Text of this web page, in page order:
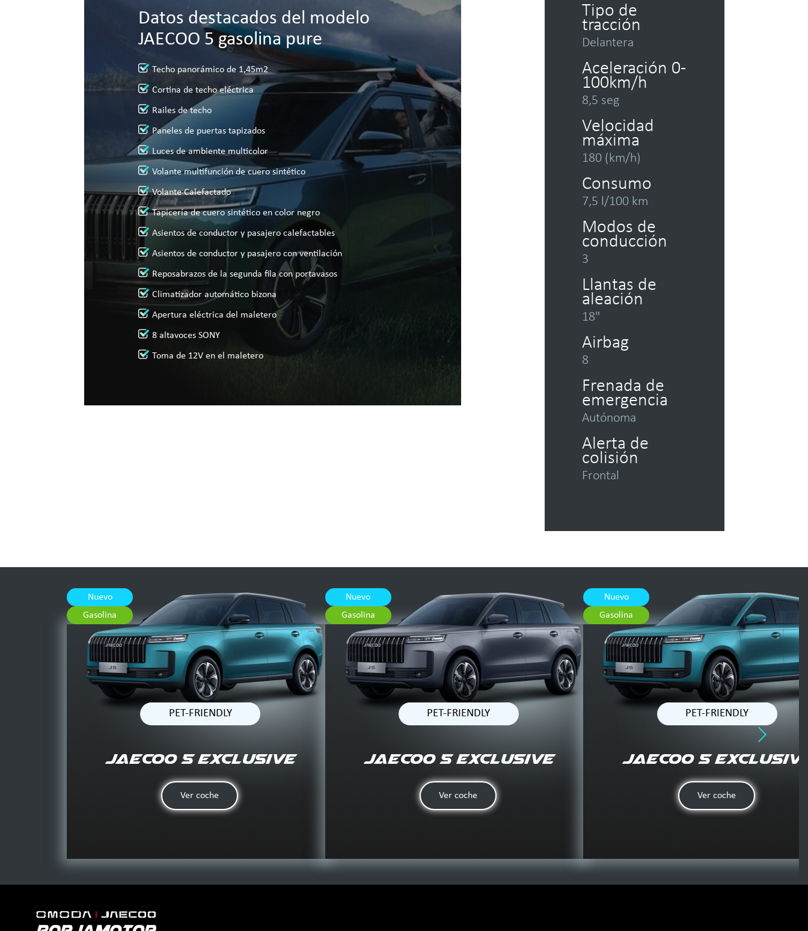
Datos destacados del modelo
JAECOO 5 gasolina pure
Techo panorámico de 1,45m2
Cortina de techo eléctrica
Railes de techo
Paneles de puertas tapizados
Luces de ambiente multicolor
Volante multifunción de cuero sintético
Volante Calefactado
Tapicería de cuero sintético en color negro
Asientos de conductor y pasajero calefactables
Asientos de conductor y pasajero con ventilación
Reposabrazos de la segunda fila con portavasos
Climatizador automático bizona
Apertura eléctrica del maletero
8 altavoces SONY
Toma de 12V en el maletero
Tipo de
tracción
Delantera
Aceleración 0-
100km/h
8,5 seg
Velocidad
máxima
180 (km/h)
Consumo
7,5 l/100 km
Modos de
conducción
3
Llantas de
aleación
18"
Airbag
8
Frenada de
emergencia
Autónoma
Alerta de
colisión
Frontal
Nuevo
Gasolina
PET-FRIENDLY
JAECOO 5 Exclusive
Ver coche
Nuevo
Gasolina
PET-FRIENDLY
JAECOO 5 Exclusive
Ver coche
Nuevo
Gasolina
PET-FRIENDLY
JAECOO 5
Ver coche